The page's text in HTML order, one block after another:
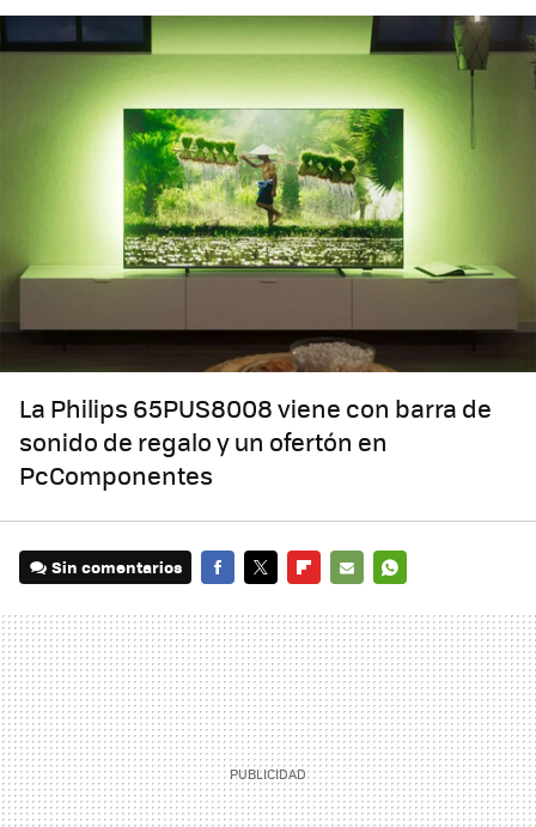
La Philips 65PUS8008 viene con barra de
sonido de regalo y un ofertón en
PcComponentes
Sin comentarios
MAIL